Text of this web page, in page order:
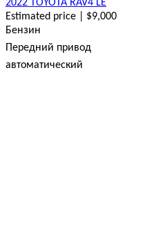
2022 TOYOTA RAV4 LE
Estimated price | $9,000
Бензин
Передний привод
автоматический